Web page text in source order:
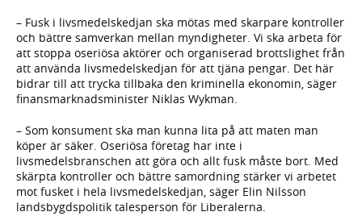
– Fusk i livsmedelskedjan ska mötas med skarpare kontroller
och bättre samverkan mellan myndigheter. Vi ska arbeta för
att stoppa oseriösa aktörer och organiserad brottslighet från
att använda livsmedelskedjan för att tjäna pengar. Det här
bidrar till att trycka tillbaka den kriminella ekonomin, säger
finansmarknadsminister Niklas Wykman.
– Som konsument ska man kunna lita på att maten man
köper är säker. Oseriösa företag har inte i
livsmedelsbranschen att göra och allt fusk måste bort. Med
skärpta kontroller och bättre samordning stärker vi arbetet
mot fusket i hela livsmedelskedjan, säger Elin Nilsson
landsbygdspolitik talesperson för Liberalerna.